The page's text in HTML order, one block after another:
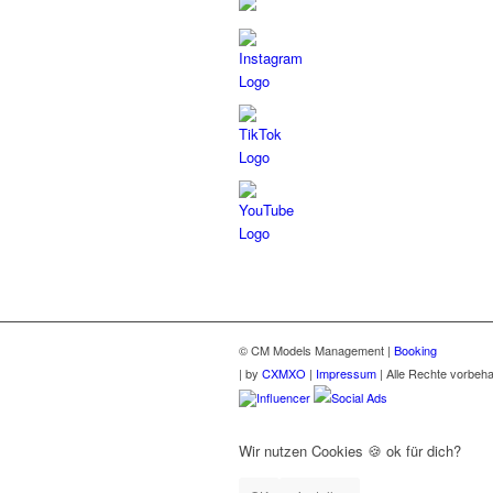
© CM Models Management | Booking
| by CXMXO | Impressum | Alle Rechte
Influencer
Social Ads
Wir nutzen Cookies 🍪 ok für dich?